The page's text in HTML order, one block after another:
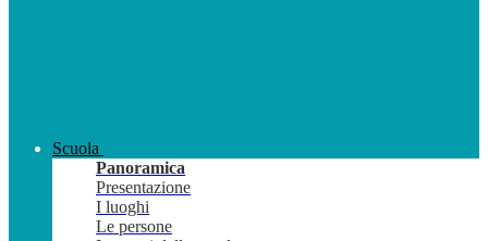
Scuola
Panoramica
Presentazione
I luoghi
Le persone